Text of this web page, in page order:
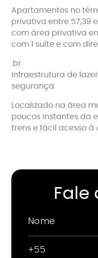
Apartamentos no
privativa entre 57,39
com área privativa
com 1 suíte e com
.br
Infraestrutura de
segurança
Localizado na área
poucos instantes da
trens e fácil acesso à
Fale